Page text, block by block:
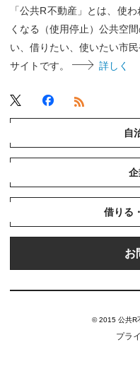
「公共R不動産」とは、使
くなる（使用停止）公共空
い、借りたい、使いたい市
サイトです。
詳しく
自
借りる
お
© 2015 公共R
プラ